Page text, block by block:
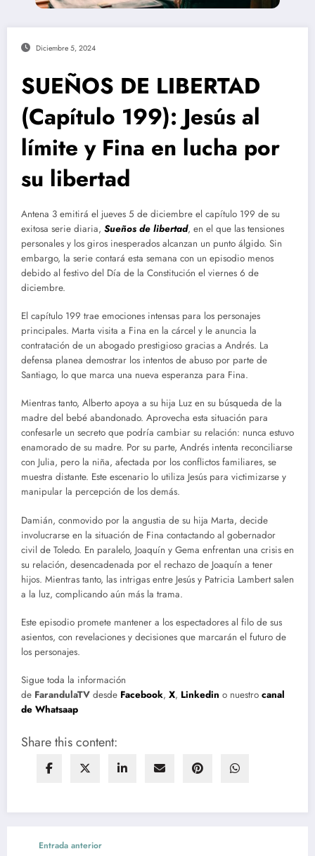
Diciembre 5, 2024
SUEÑOS DE LIBERTAD
(Capítulo 199): Jesús al
límite y Fina en lucha por
su libertad
Antena 3 emitirá el jueves 5 de diciembre el capítulo 199 de su
exitosa serie diaria, Sueños de libertad, en el que las tensiones
personales y los giros inesperados alcanzan un punto álgido. Sin
embargo, la serie contará esta semana con un episodio menos
debido al festivo del Día de la Constitución el viernes 6 de
diciembre.
El capítulo 199 trae emociones intensas para los personajes
principales. Marta visita a Fina en la cárcel y le anuncia la
contratación de un abogado prestigioso gracias a Andrés. La
defensa planea demostrar los intentos de abuso por parte de
Santiago, lo que marca una nueva esperanza para Fina.
Mientras tanto, Alberto apoya a su hija Luz en su búsqueda de la
madre del bebé abandonado. Aprovecha esta situación para
confesarle un secreto que podría cambiar su relación: nunca estuvo
enamorado de su madre. Por su parte, Andrés intenta reconciliarse
con Julia, pero la niña, afectada por los conflictos familiares, se
muestra distante. Este escenario lo utiliza Jesús para victimizarse y
manipular la percepción de los demás.
Damián, conmovido por la angustia de su hija Marta, decide
involucrarse en la situación de Fina contactando al gobernador
civil de Toledo. En paralelo, Joaquín y Gema enfrentan una crisis en
su relación, desencadenada por el rechazo de Joaquín a tener
hijos. Mientras tanto, las intrigas entre Jesús y Patricia Lambert salen
a la luz, complicando aún más la trama.
Este episodio promete mantener a los espectadores al filo de sus
asientos, con revelaciones y decisiones que marcarán el futuro de
los personajes.
Sigue toda la información
de FarandulaTV desde Facebook, X, Linkedin o nuestro canal
de Whatsaap
Share this content:
Entrada anterior